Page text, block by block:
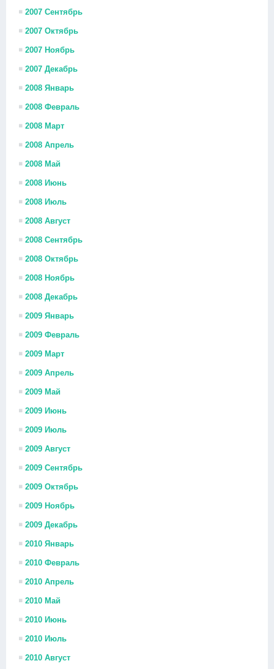
2007 Сентябрь
2007 Октябрь
2007 Ноябрь
2007 Декабрь
2008 Январь
2008 Февраль
2008 Март
2008 Апрель
2008 Май
2008 Июнь
2008 Июль
2008 Август
2008 Сентябрь
2008 Октябрь
2008 Ноябрь
2008 Декабрь
2009 Январь
2009 Февраль
2009 Март
2009 Апрель
2009 Май
2009 Июнь
2009 Июль
2009 Август
2009 Сентябрь
2009 Октябрь
2009 Ноябрь
2009 Декабрь
2010 Январь
2010 Февраль
2010 Апрель
2010 Май
2010 Июнь
2010 Июль
2010 Август